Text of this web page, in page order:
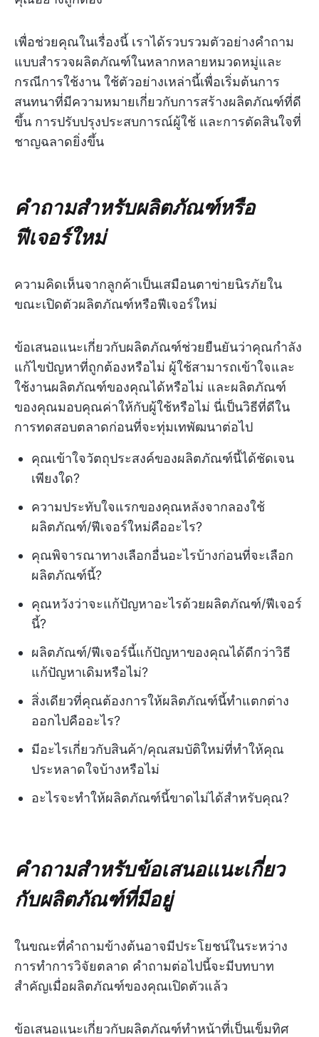
เพื่อช่วยคุณในเรื่องนี้ เราได้รวบรวมตัวอย่างคำถาม
แบบสำรวจผลิตภัณฑ์ในหลากหลายหมวดหมู่และ
กรณีการใช้งาน ใช้ตัวอย่างเหล่านี้เพื่อเริ่มต้นการ
สนทนาที่มีความหมายเกี่ยวกับการสร้างผลิตภัณฑ์ที่ดี
ขึ้น การปรับปรุงประสบการณ์ผู้ใช้ และการตัดสินใจที่
ชาญฉลาดยิ่งขึ้น
คำถามสำหรับผลิตภัณฑ์หรือ
ฟีเจอร์ใหม่
ความคิดเห็นจากลูกค้าเป็นเสมือนตาข่ายนิรภัยใน
ขณะเปิดตัวผลิตภัณฑ์หรือฟีเจอร์ใหม่
ข้อเสนอแนะเกี่ยวกับผลิตภัณฑ์ช่วยยืนยันว่าคุณกำลัง
แก้ไขปัญหาที่ถูกต้องหรือไม่ ผู้ใช้สามารถเข้าใจและ
ใช้งานผลิตภัณฑ์ของคุณได้หรือไม่ และผลิตภัณฑ์
ของคุณมอบคุณค่าให้กับผู้ใช้หรือไม่ นี่เป็นวิธีที่ดีใน
การทดสอบตลาดก่อนที่จะทุ่มเทพัฒนาต่อไป
คุณเข้าใจวัตถุประสงค์ของผลิตภัณฑ์นี้ได้ชัดเจน
เพียงใด?
ความประทับใจแรกของคุณหลังจากลองใช้
ผลิตภัณฑ์/ฟีเจอร์ใหม่คืออะไร?
คุณพิจารณาทางเลือกอื่นอะไรบ้างก่อนที่จะเลือก
ผลิตภัณฑ์นี้?
คุณหวังว่าจะแก้ปัญหาอะไรด้วยผลิตภัณฑ์/ฟีเจอร์
นี้?
ผลิตภัณฑ์/ฟีเจอร์นี้แก้ปัญหาของคุณได้ดีกว่าวิธี
แก้ปัญหาเดิมหรือไม่?
สิ่งเดียวที่คุณต้องการให้ผลิตภัณฑ์นี้ทำแตกต่าง
ออกไปคืออะไร?
มีอะไรเกี่ยวกับสินค้า/คุณสมบัติใหม่ที่ทำให้คุณ
ประหลาดใจบ้างหรือไม่
อะไรจะทำให้ผลิตภัณฑ์นี้ขาดไม่ได้สำหรับคุณ?
คำถามสำหรับข้อเสนอแนะเกี่ยว
กับผลิตภัณฑ์ที่มีอยู่
ในขณะที่คำถามข้างต้นอาจมีประโยชน์ในระหว่าง
การทำการวิจัยตลาด คำถามต่อไปนี้จะมีบทบาท
สำคัญเมื่อผลิตภัณฑ์ของคุณเปิดตัวแล้ว
ข้อเสนอแนะเกี่ยวกับผลิตภัณฑ์ทำหน้าที่เป็นเข็มทิศ